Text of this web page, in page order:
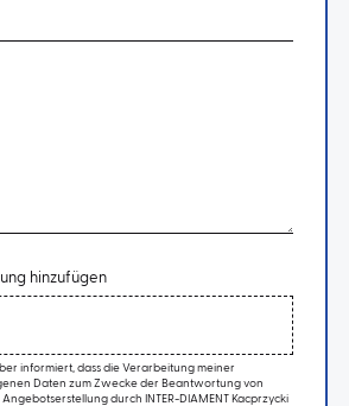
hinzufügen
informiert, dass die Verarbeitung meiner
Daten zum Zwecke der Beantwortung von
durch INTER-DIAMENT Kacprzycki